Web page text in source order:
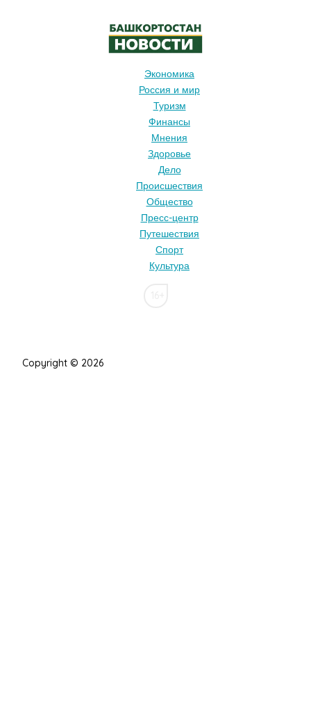
Экономика
Россия и мир
Туризм
Финансы
Мнения
Здоровье
Дело
Происшествия
Общество
Пресс-центр
Путешествия
Спорт
Культура
Copyright © 2026